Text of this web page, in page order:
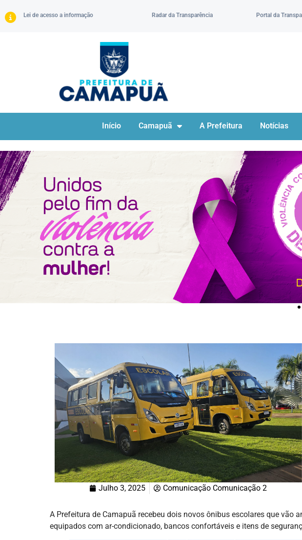
Lei de acesso a informação Radar da Transparência Portal da
Início Camapuã A Prefeitura Notícias
Julho 3, 2025 Comunicação Comunicação 2
A Prefeitura de Camapuã recebeu dois novos ônibus escolares que
equipados com ar-condicionado, bancos confortáveis e itens de